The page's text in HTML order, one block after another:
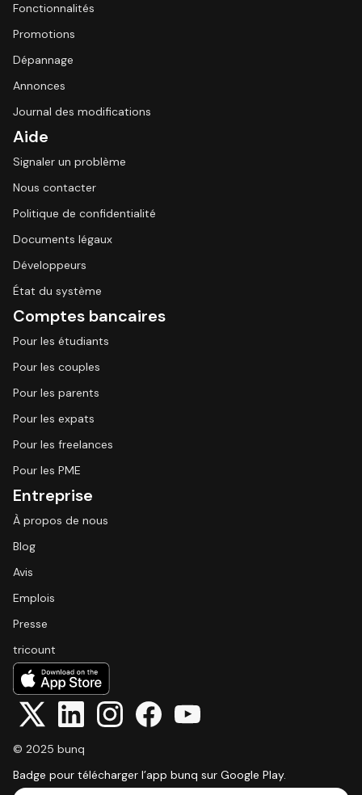
Fonctionnalités
Promotions
Dépannage
Annonces
Journal des modifications
Aide
Signaler un problème
Nous contacter
Politique de confidentialité
Documents légaux
Développeurs
État du système
Comptes bancaires
Pour les étudiants
Pour les couples
Pour les parents
Pour les expats
Pour les freelances
Pour les PME
Entreprise
À propos de nous
Blog
Avis
Emplois
Presse
tricount
© 2025 bunq
Badge pour télécharger l’app bunq sur Google Play.
Select Language